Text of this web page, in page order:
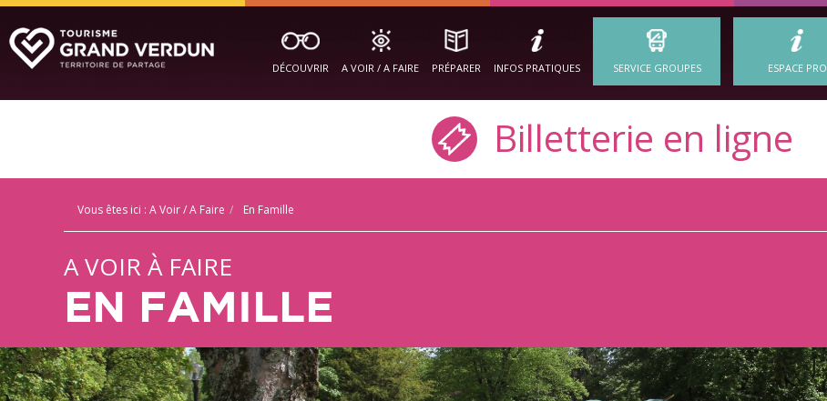
DÉCOUVRIR A VOIR / A FAIRE PRÉPARER INFOS PRATIQUES SERVICE GROUPES ESPACE PRO
Billetterie en ligne
Vous êtes ici : A Voir / A Faire En Famille
A VOIR À FAIRE
EN FAMILLE